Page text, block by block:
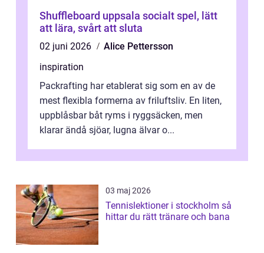
Shuffleboard uppsala socialt spel, lätt
att lära, svårt att sluta
02 juni 2026
Alice Pettersson
inspiration
Packrafting har etablerat sig som en av de
mest flexibla formerna av friluftsliv. En liten,
uppblåsbar båt ryms i ryggsäcken, men
klarar ändå sjöar, lugna älvar o...
03 maj 2026
Tennislektioner i stockholm så
hittar du rätt tränare och bana